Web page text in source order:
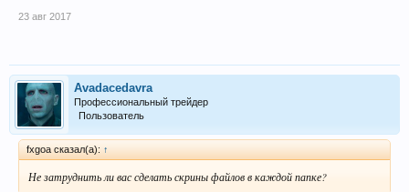
23 авг 2017
Avadacedavra
Профессиональный трейдер
Пользователь
fxgoa сказал(а): ↑
Не затруднить ли вас сделать скрины файлов в каждой папке?